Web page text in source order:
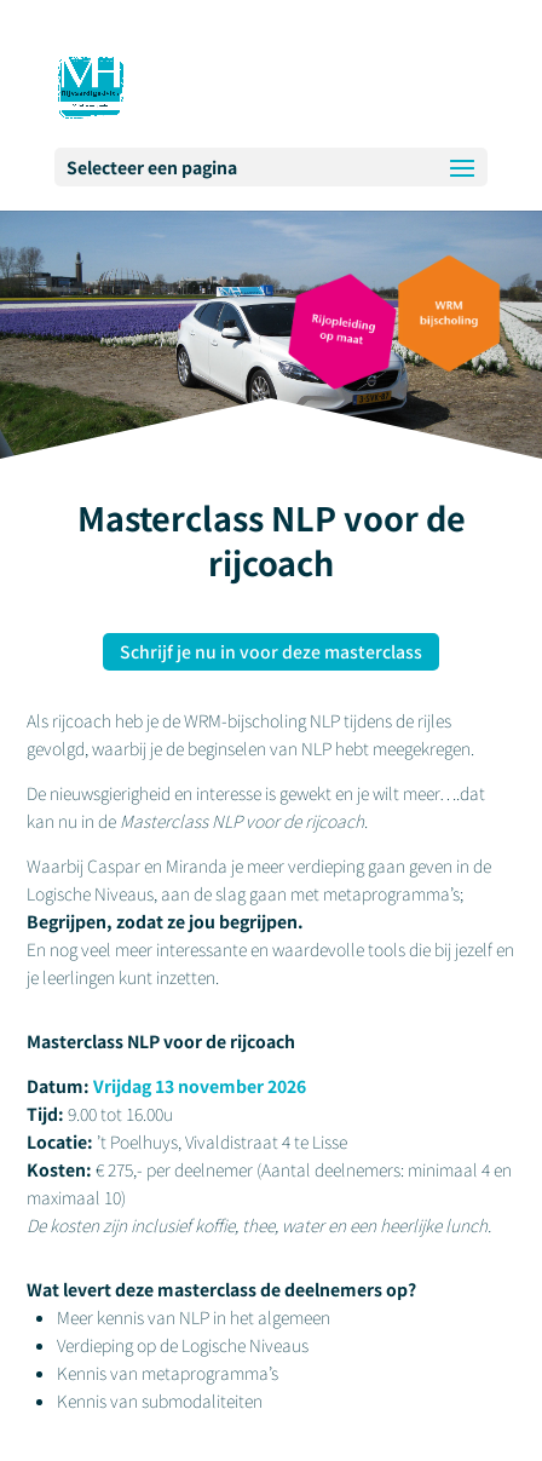
Selecteer een pagina
Masterclass NLP voor de
rijcoach
Schrijf je nu in voor deze masterclass
Als rijcoach heb je de WRM-bijscholing NLP tijdens de rijles
gevolgd, waarbij je de beginselen van NLP hebt meegekregen.
De nieuwsgierigheid en interesse is gewekt en je wilt meer….dat
kan nu in de Masterclass NLP voor de rijcoach.
Waarbij Caspar en Miranda je meer verdieping gaan geven in de
Logische Niveaus, aan de slag gaan met metaprogramma’s;
Begrijpen, zodat ze jou begrijpen.
En nog veel meer interessante en waardevolle tools die bij jezelf en
je leerlingen kunt inzetten.
Masterclass NLP voor de rijcoach
Datum: Vrijdag 13 november 2026
Tijd: 9.00 tot 16.00u
Locatie: ’t Poelhuys, Vivaldistraat 4 te Lisse
Kosten: € 275,- per deelnemer (Aantal deelnemers: minimaal 4 en
maximaal 10)
De kosten zijn inclusief koffie, thee, water en een heerlijke lunch.
Wat levert deze masterclass de deelnemers op?
Meer kennis van NLP in het algemeen
Verdieping op de Logische Niveaus
Kennis van metaprogramma’s
Kennis van submodaliteiten